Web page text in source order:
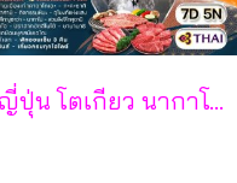
ทัวร์ญี่ปุ่น โตเกียว นากาโน่ ยามานาชิ 7 วัน - TG